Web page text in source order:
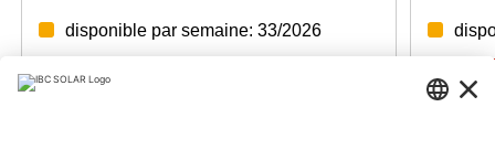
disponible par semaine: 33/2026
Login for prices Login